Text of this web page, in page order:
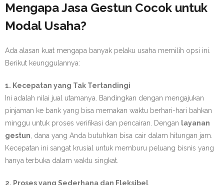
Mengapa Jasa Gestun Cocok untuk
Modal Usaha?
Ada alasan kuat mengapa banyak pelaku usaha memilih opsi ini.
Berikut keunggulannya:
1. Kecepatan yang Tak Tertandingi
Ini adalah nilai jual utamanya. Bandingkan dengan mengajukan
pinjaman ke bank yang bisa memakan waktu berhari-hari bahkan
minggu untuk proses verifikasi dan pencairan. Dengan layanan
gestun , dana yang Anda butuhkan bisa cair dalam hitungan jam.
Kecepatan ini sangat krusial untuk memburu peluang bisnis yang
hanya terbuka dalam waktu singkat.
2. Proses yang Sederhana dan Fleksibel